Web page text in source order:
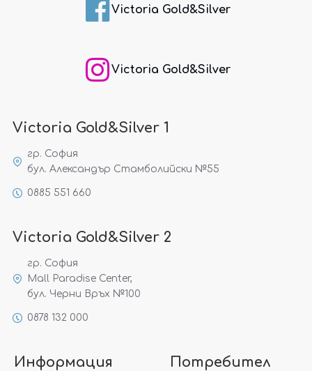
Victoria Gold&Silver
Victoria Gold&Silver
Victoria Gold&Silver 1
гр. София
бул. Александър Стамболийски №55
0885 551 660
Victoria Gold&Silver 2
гр. София
Mall Paradise Center,
бул. Черни Връх №100
0878 132 000
Информация Потребител